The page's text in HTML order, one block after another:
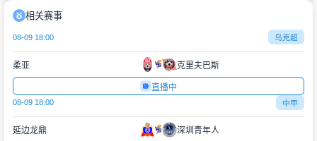
相关赛事
08-09 18:00 乌克超
柔亚 克里夫巴斯
直播中
08-09 18:00 中甲
延边龙鼎 深圳青年人